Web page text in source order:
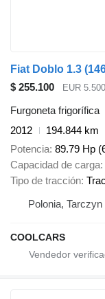
Fiat Doblo 1.3
$ 255.100
EUR 5.500
Furgoneta frigorífica
2012
194.844 km
Potencia 89.79 Hp
Capacidad de carga
Tipo de tracción
Polonia, Tarczyn
COOLCARS